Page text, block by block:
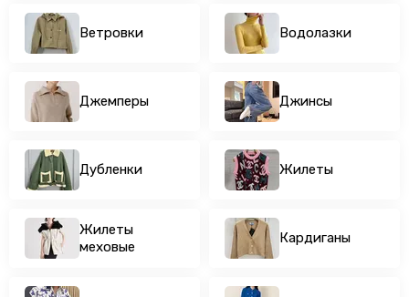
Костюмы
Кофты
Куртки
Куртки кожаные
Пальто
Пиджаки
Плащи
Пуловеры
Пуховики
Рубашки
Ветровки Водолазки
Джемперы Джинсы
Дубленки Жилеты
Жилеты
меховые
Кардиганы